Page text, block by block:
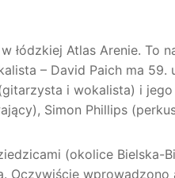
łódzkiej Atlas Arenie. To
– David Paich ma 59.
i wokalista) i
Simon Phillips
(okolice Bielska-
Oczywiście